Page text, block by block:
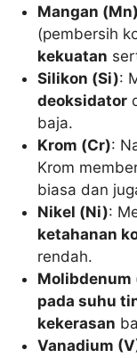
Mangan (Mn)
(pembersih
kekuatan
Silikon (Si):
deoksidator
baja.
Krom (Cr):
Krom
biasa dan
Nikel (Ni):
ketahanan
rendah.
Molibdenum
pada suhu
kekerasan
Vanadium